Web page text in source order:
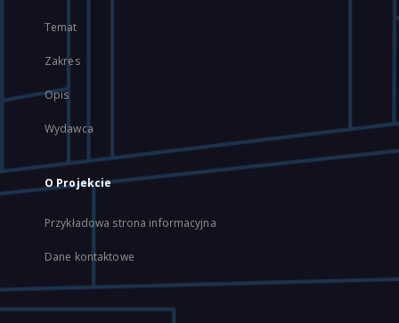
Temat
Zakres
Opis
Wydawca
O Projekcie
Przykładowa strona informacyjna
Dane kontaktowe